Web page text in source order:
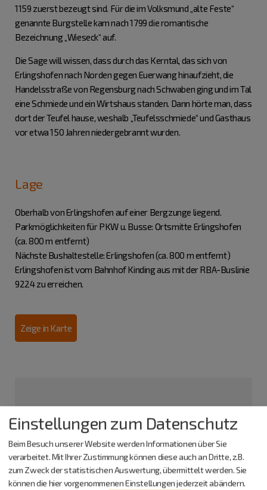
1159 zuerst bezeugt sind. Für die im Volksmund „alte Feste“
genannte Burgstelle kam nach 1799 die romantische
Bezeichnung „Wieseck“ auf.
Die Sage will wissen, dass durch das Kerntal, das sich von
Erlingshofen nach Norden gegen Euerwang hinaufzieht, die
Handelsstraße von Regensburg nach Schwaben ging und im Tal
eine Schmiede und ein Wirtshaus standen. Dann hörte man, dass
dort der Teufel hause, weshalb „Teufelsschmiede“ und Gasthaus
vor etwa 150 Jahren niedergebrannt wurden.
Lage
Oberhalb von Erlingshofen auf einer Bergzunge liegend.
Parkmöglichkeiten für PKW u. Busse: Ortsmitte Erlingshofen
(ca. 800 m entfernt)
Nächste Bushaltestelle: Erlingshofen (ca. 800 m entfernt)
Erlingshofen ist vom Bahnhof Kinding aus mit der RBA-Buslinie
9224 zu erreichen.
Zeige in Karte
Einstellungen zum Datenschutz
Beim Besuch unserer Website werden Informationen über Sie
verarbeitet. Mit Ihrer Zustimmung können diese auch an Dritte, z.B.
zum Zweck der statistischen Auswertung, übermittelt werden. Sie
können die hier vorgenommenen Einstellungen jederzeit abändern.